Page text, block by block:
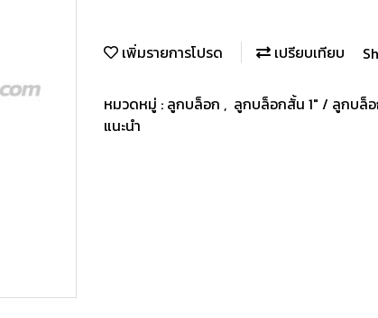
เพิ่มรายการโปรด เปรียบเทียบ
หมวดหมู่ : ลูกบล็อก , ลูกบล็อกสั้น 1" / ลูกบล็อ
แนะนำ